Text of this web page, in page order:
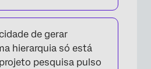
de gerar
hierarquia só está
pesquisa pulso